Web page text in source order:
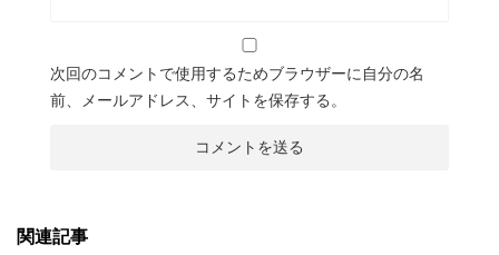
次回のコメントで使用するためブラウザーに自分の名
前、メールアドレス、サイトを保存する。
関連記事